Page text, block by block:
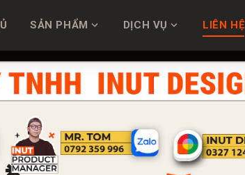
SẢN PHẨM DỊCH VỤ LIÊN HỆ